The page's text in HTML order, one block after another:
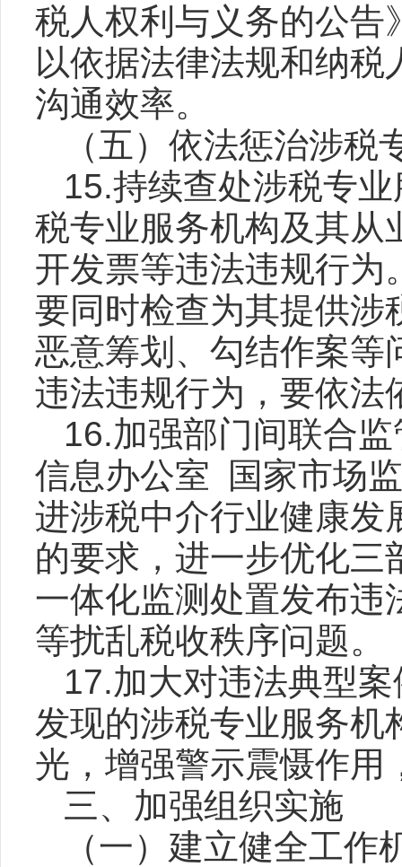
税人权利与义务的公告
以依据法律法规和纳
沟通效率。
（五）依法惩治涉
15.持续查处涉税专
税专业服务机构及其从
开发票等违法违规行为
要同时检查为其提供涉
恶意筹划、勾结作案等
违法违规行为，要依法
16.加强部门间联合
信息办公室 国家市场
进涉税中介行业健康发
的要求，进一步优化三
一体化监测处置发布违
等扰乱税收秩序问题。
17.加大对违法典型
发现的涉税专业服务机
光，增强警示震慑作用
三、加强组织实施
（一）建立健全工作